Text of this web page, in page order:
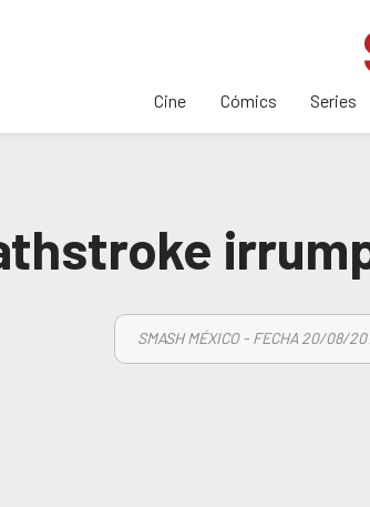
Cine Cómics Series
SMASH MÉXICO - FECHA 20/08/